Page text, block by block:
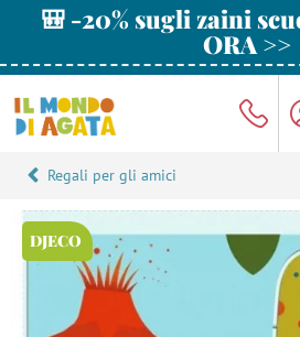
🎒 -20% sugli zaini
ORA >>
Regali per gli amici
DJECO